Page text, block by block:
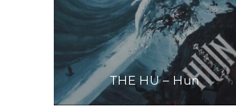
THE HU – Hun